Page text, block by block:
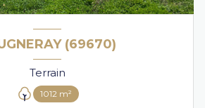
(69670)
Terrain
1012 m²